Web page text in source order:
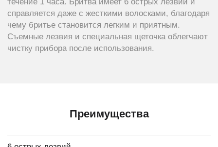
справляется даже с жесткими волосками, благодаря
чему бритье становится легким и приятным.
Съемные лезвия и специальная щеточка облегчают
чистку прибора после использования.
Преимущества